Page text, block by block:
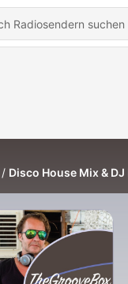
Disco House Mix & DJ